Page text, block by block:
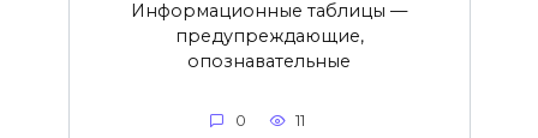
Информационные таблицы —
предупреждающие,
опознавательные
0 11